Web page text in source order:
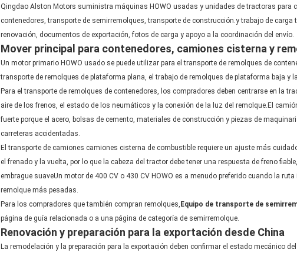
Qingdao Alston Motors suministra máquinas HOWO usadas y unidades de tractoras para
contenedores, transporte de semirremolques, transporte de construcción.y trabajo de
renovación, documentos de exportación, fotos de carga y apoyo a la coordinación del envío.
Mover principal para contenedores, camiones cisterna y
Un motor primario HOWO usado se puede utilizar para el transporte de remolques de
transporte de remolques de plataforma plana, el trabajo de remolques de plataforma baja y
Para el transporte de remolques de contenedores, los compradores deben centrarse en la
aire de los frenos, el estado de los neumáticos y la conexión de la luz del remolque.El
fuerte porque el acero, bolsas de cemento, materiales de construcción y piezas de
carreteras accidentadas.
El transporte de camiones camiones cisterna de combustible requiere un ajuste más
el frenado y la vuelta, por lo que la cabeza del tractor debe tener una respuesta de freno
embrague suaveUn motor de 400 CV o 430 CV HOWO es a menudo preferido cuando la
remolque más pesadas.
Para los compradores que también compran remolques, Equipo de transporte de
página de guía relacionada o a una página de categoría de semirremolque.
Renovación y preparación para la exportación desde China
La remodelación y la preparación para la exportación deben confirmar el estado mecánico